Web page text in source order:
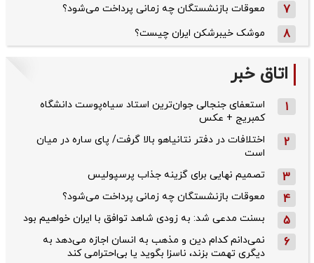
7 معوقات بازنشستگان چه زمانی پرداخت می‌شود؟
8 موشک خیبرشکن ایران چیست؟
اتاق خبر
1
استعفای جنجالی جوان‌ترین استاد سیاه‌پوست دانشگاه
کمبریج + عکس
2
اختلافات در دفتر نتانیاهو بالا گرفت/ پای ساره در میان
است
3 تصمیم نهایی برای گزینه جذاب پرسپولیس
4 معوقات بازنشستگان چه زمانی پرداخت می‌شود؟
5 بسنت مدعی شد: به زودی شاهد توافق با ایران خواهیم بود
6
نمی‌دانم کدام دین و مذهب به انسان اجازه می‌دهد به
دیگری تهمت بزند، ناسزا بگوید یا بی‌احترامی کند